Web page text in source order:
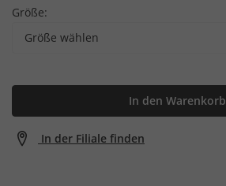
Größe:
Größe wählen
In den Warenkorb
In der Filiale finden